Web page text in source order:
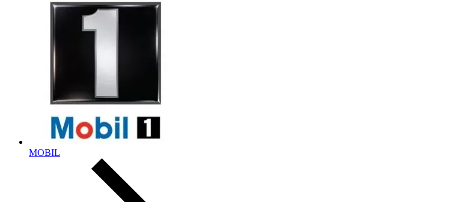
MOBIL